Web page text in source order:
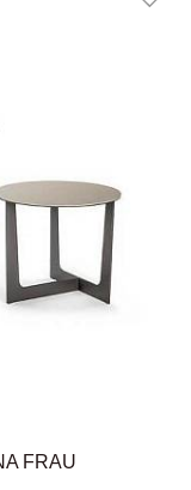
FRAU